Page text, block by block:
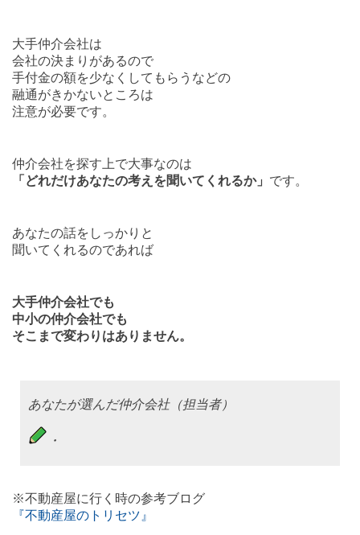
大手仲介会社は
会社の決まりがあるので
手付金の額を少なくしてもらうなどの
融通がきかないところは
注意が必要です。
仲介会社を探す上で大事なのは
「どれだけあなたの考えを聞いてくれるか」 です。
あなたの話をしっかりと
聞いてくれるのであれば
大手仲介会社でも
中小の仲介会社でも
そこまで変わりはありません。
あなたが選んだ仲介会社（担当者）
・
※不動産屋に行く時の参考ブログ
『不動産屋のトリセツ』